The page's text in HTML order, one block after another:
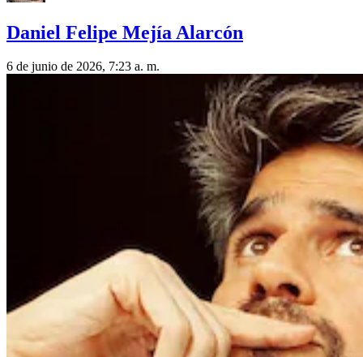
Daniel Felipe Mejía Alarcón
6 de junio de 2026, 7:23 a. m.